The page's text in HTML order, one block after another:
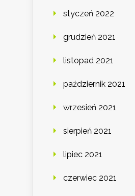
styczeń 2022
grudzień 2021
listopad 2021
październik 2021
wrzesień 2021
sierpień 2021
lipiec 2021
czerwiec 2021